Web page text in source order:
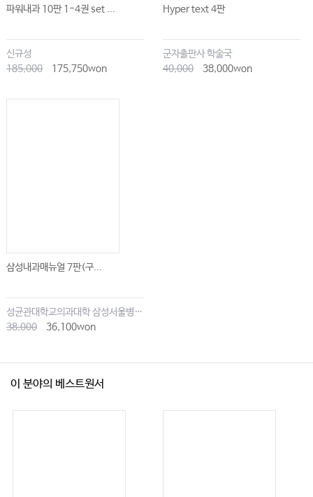
파워내과 10판 1-4권 set ...
신규성
185,000
175,750won
Hyper text 4판
군자출판사 학술국
40,000
38,000won
삼성내과매뉴얼 7판(구...
성균관대학교의과대학 삼성서울병원내과
38,000
36,100won
이 분야의 베스트원서